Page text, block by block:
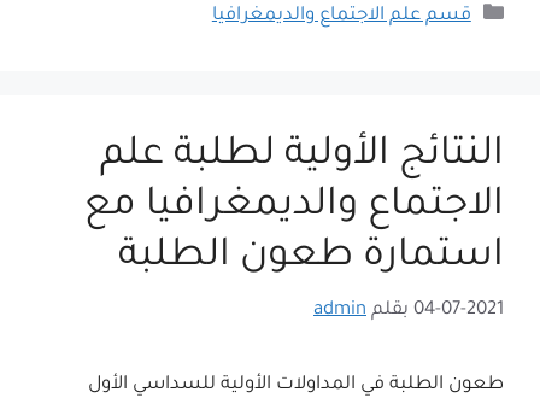
التصنيفات
قسم علم الاجتماع والديمغرافيا
النتائج الأولية لطلبة علم
الاجتماع والديمغرافيا مع
استمارة طعون الطلبة
04-07-2021 بقلم admin
طعون الطلبة في المداولات الأولية للسداسي الأول